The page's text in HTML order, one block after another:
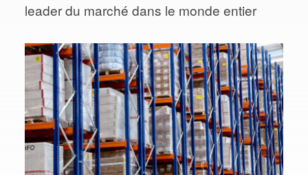
leader du marché dans le monde entier